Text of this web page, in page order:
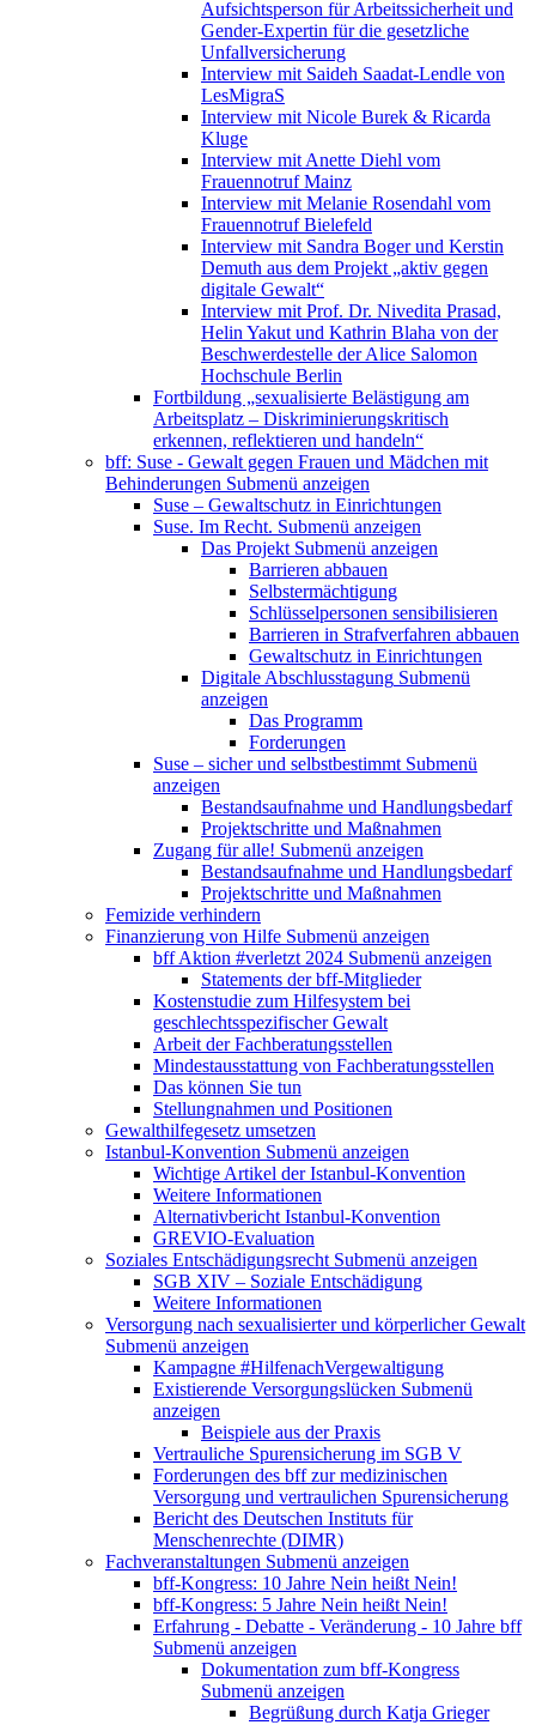
Aufsichtsperson für Arbeitssicherheit und
Gender-Expertin für die gesetzliche
Unfallversicherung
Interview mit Saideh Saadat-Lendle von
LesMigraS
Interview mit Nicole Burek & Ricarda
Kluge
Interview mit Anette Diehl vom
Frauennotruf Mainz
Interview mit Melanie Rosendahl vom
Frauennotruf Bielefeld
Interview mit Sandra Boger und Kerstin
Demuth aus dem Projekt „aktiv gegen
digitale Gewalt“
Interview mit Prof. Dr. Nivedita Prasad,
Helin Yakut und Kathrin Blaha von der
Beschwerdestelle der Alice Salomon
Hochschule Berlin
Fortbildung „sexualisierte Belästigung am
Arbeitsplatz – Diskriminierungskritisch
erkennen, reflektieren und handeln“
bff: Suse - Gewalt gegen Frauen und Mädchen mit
Behinderungen Submenü anzeigen
Suse – Gewaltschutz in Einrichtungen
Suse. Im Recht. Submenü anzeigen
Das Projekt Submenü anzeigen
Barrieren abbauen
Selbstermächtigung
Schlüsselpersonen sensibilisieren
Barrieren in Strafverfahren abbauen
Gewaltschutz in Einrichtungen
Digitale Abschlusstagung Submenü
anzeigen
Das Programm
Forderungen
Suse – sicher und selbstbestimmt Submenü
anzeigen
Bestandsaufnahme und Handlungsbedarf
Projektschritte und Maßnahmen
Zugang für alle! Submenü anzeigen
Bestandsaufnahme und Handlungsbedarf
Projektschritte und Maßnahmen
Femizide verhindern
Finanzierung von Hilfe Submenü anzeigen
bff Aktion #verletzt 2024 Submenü anzeigen
Statements der bff-Mitglieder
Kostenstudie zum Hilfesystem bei
geschlechtsspezifischer Gewalt
Arbeit der Fachberatungsstellen
Mindestausstattung von Fachberatungsstellen
Das können Sie tun
Stellungnahmen und Positionen
Gewalthilfegesetz umsetzen
Istanbul-Konvention Submenü anzeigen
Wichtige Artikel der Istanbul-Konvention
Weitere Informationen
Alternativbericht Istanbul-Konvention
GREVIO-Evaluation
Soziales Entschädigungsrecht Submenü anzeigen
SGB XIV – Soziale Entschädigung
Weitere Informationen
Versorgung nach sexualisierter und körperlicher Gewalt
Submenü anzeigen
Kampagne #HilfenachVergewaltigung
Existierende Versorgungslücken Submenü
anzeigen
Beispiele aus der Praxis
Vertrauliche Spurensicherung im SGB V
Forderungen des bff zur medizinischen
Versorgung und vertraulichen Spurensicherung
Bericht des Deutschen Instituts für
Menschenrechte (DIMR)
Fachveranstaltungen Submenü anzeigen
bff-Kongress: 10 Jahre Nein heißt Nein!
bff-Kongress: 5 Jahre Nein heißt Nein!
Erfahrung - Debatte - Veränderung - 10 Jahre bff
Submenü anzeigen
Dokumentation zum bff-Kongress
Submenü anzeigen
Begrüßung durch Katja Grieger